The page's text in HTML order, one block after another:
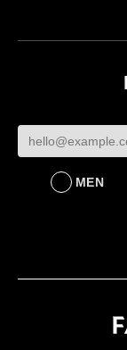
ケットなど7型を
FASHION
MEN